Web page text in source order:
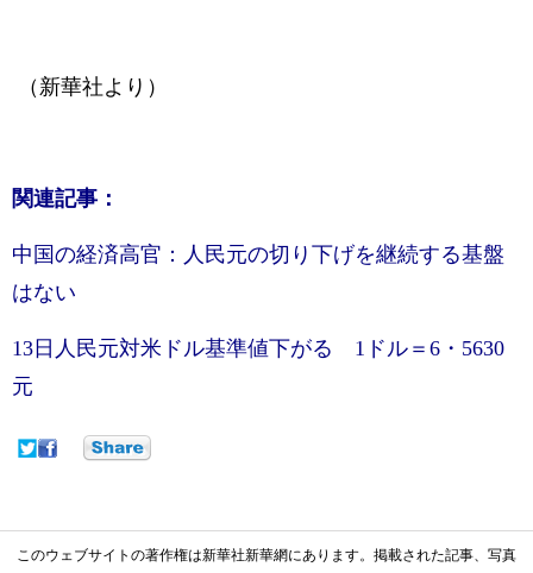
（新華社より）
関連記事：
中国の経済高官：人民元の切り下げを継続する基盤
はない
13日人民元対米ドル基準値下がる 1ドル＝6・5630
元
このウェブサイトの著作権は新華社新華網にあります。掲載された記事、写真